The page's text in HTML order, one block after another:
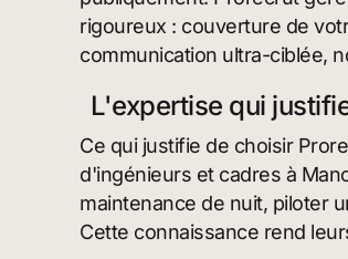
rigoureux : couverture de
communication ultra-ciblée,
L'expertise qui
Ce qui justifie de choisir
d'ingénieurs et cadres à
maintenance de nuit, piloter
Cette connaissance rend